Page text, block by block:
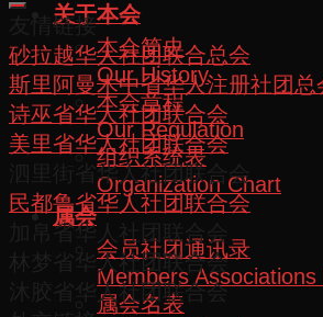
关于本会
本会简史
Our History
本会章程
Our Regulation
组织系统表
Organization Chart
属会
会员社团通讯录
Members
属会名表
友情链接
砂拉越华人社团联合总会
斯里阿曼木中省华人注册社团总
诗巫省华人社团联合会
美里省华人社团联合会
泗里街省华人社团联合会
民都鲁省华人社团联合会
加帛省华人社团联合会
林梦省华人社团联合会
沐胶省华人社团联合会